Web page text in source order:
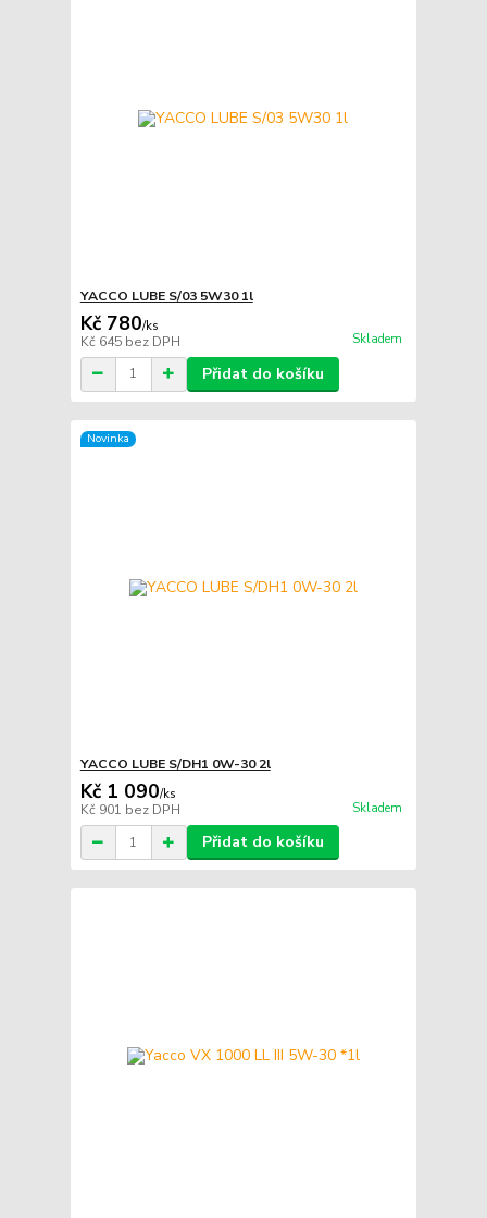
YACCO LUBE S/03 5W30 1l
Kč 780/ks
Kč 645 bez DPH Skladem
Přidat do košíku
Novinka
YACCO LUBE S/DH1 0W-30 2l
Kč 1 090/ks
Kč 901 bez DPH Skladem
Přidat do košíku